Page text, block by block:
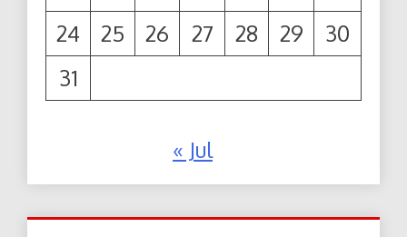
24
25 26 27 28 29
30
31
« Jul